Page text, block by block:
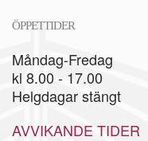
ÖPPETTIDER
Måndag-Fredag
kl 8.00 - 17.00
Helgdagar stängt
AVVIKANDE TIDER